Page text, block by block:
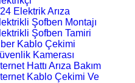
Elektrik Arıza
Şofben Montajı
Şofben Tamiri
Kablo Çekimi
Kamerası
Hattı Arıza Bakım
Kablo Çekimi Ve